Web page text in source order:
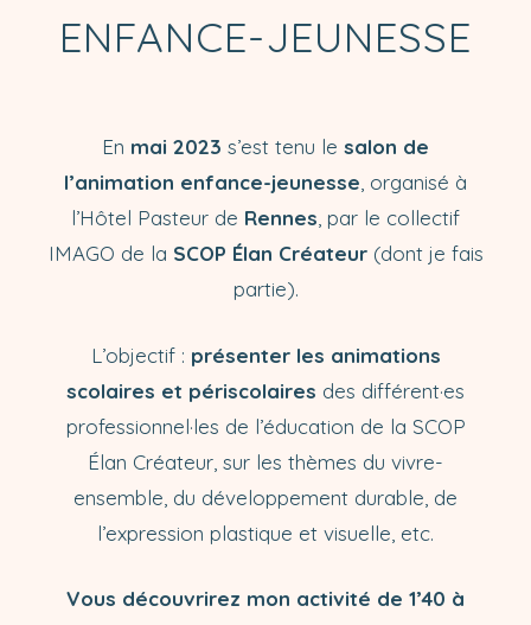
ENFANCE-JEUNESSE
En mai 2023 s’est tenu le salon de
l’animation enfance-jeunesse, organisé à
l’Hôtel Pasteur de Rennes, par le collectif
IMAGO de la SCOP Élan Créateur(dont je fais
partie).
L’objectif : présenter les animations
scolaires et périscolaires des différent·es
professionnel·les de l’éducation de la SCOP
Élan Créateur, sur les thèmes du vivre-
ensemble, du développement durable, de
l’expression plastique et visuelle, etc.
Vous découvrirez mon activité de 1’40 à